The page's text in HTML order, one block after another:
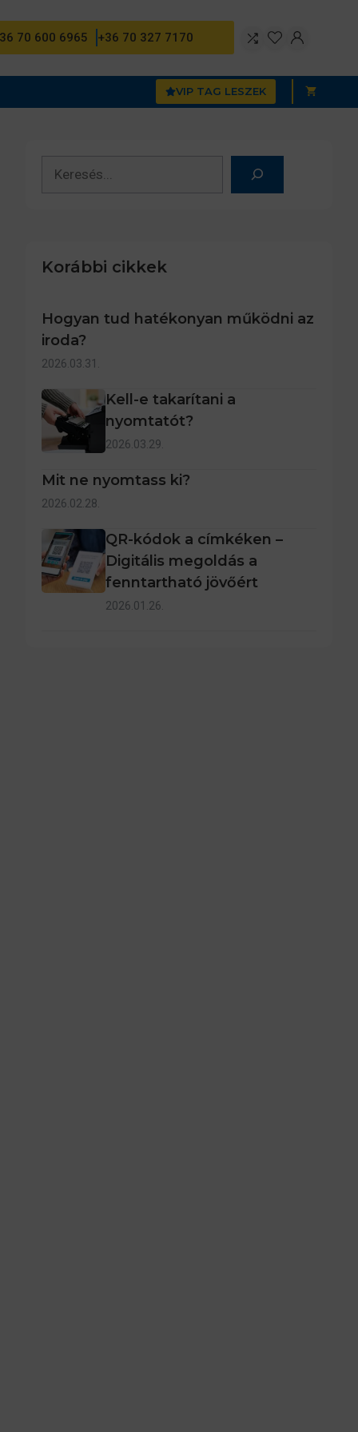
70 600 6965 +36 70 327 7170
VIP TAG LESZEK
Korábbi cikkek
Hogyan tud hatékonyan működni az
iroda?
2026.03.31.
Kell-e takarítani a
nyomtatót?
2026.03.29.
Mit ne nyomtass ki?
2026.02.28.
QR-kódok a címkéken –
Digitális megoldás a
fenntartható jövőért
2026.01.26.